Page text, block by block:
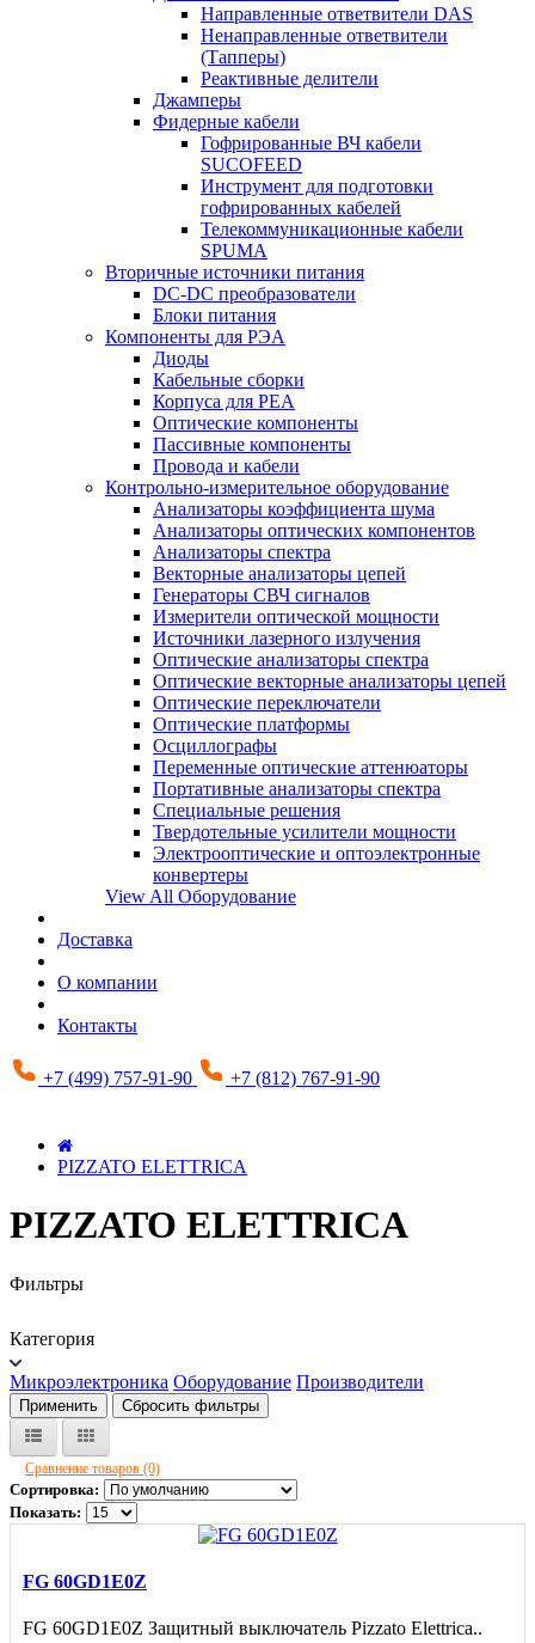
Направленные ответвители DAS
Ненаправленные ответвители
(Тапперы)
Реактивные делители
Джамперы
Фидерные кабели
Гофрированные ВЧ кабели
SUCOFEED
Инструмент для подготовки
гофрированных кабелей
Телекоммуникационные кабели
SPUMA
Вторичные источники питания
DC-DC преобразователи
Блоки питания
Компоненты для РЭА
Диоды
Кабельные сборки
Корпуса для РЕА
Оптические компоненты
Пассивные компоненты
Провода и кабели
Контрольно-измерительное оборудование
Анализаторы коэффициента шума
Анализаторы оптических компонентов
Анализаторы спектра
Векторные анализаторы цепей
Генераторы СВЧ сигналов
Измерители оптической мощности
Источники лазерного излучения
Оптические анализаторы спектра
Оптические векторные анализаторы цепей
Оптические переключатели
Оптические платформы
Осциллографы
Переменные оптические аттенюаторы
Портативные анализаторы спектра
Специальные решения
Твердотельные усилители мощности
Электрооптические и оптоэлектронные
конвертеры
View All Оборудование
Доставка
О компании
Контакты
+7 (499) 757-91-90 +7 (812) 767-91-90
PIZZATO ELETTRICA
PIZZATO ELETTRICA
Фильтры
Категория
Микроэлектроника Оборудование Производители
Применить Сбросить фильтры
Сравнение товаров (0)
Сортировка:
Показать:
FG 60GD1E0Z
FG 60GD1E0Z Защитный выключатель Pizzato Elettrica..